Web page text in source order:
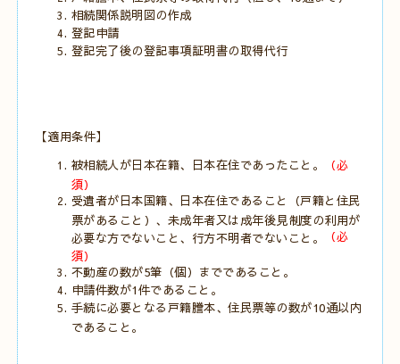
相続関係説明図の作成
登記申請
登記完了後の登記事項証明書の取得代行
【適用条件】
被相続人が日本在籍、日本在住であったこと。
（必
須）
受遺者が日本国籍、日本在住であること（戸籍と住民
票があること）、未成年者又は成年後見制度の利用が
必要な方でないこと、行方不明者でないこと。
（必
須）
不動産の数が5筆（個）までであること。
申請件数が1件であること。
手続に必要となる戸籍謄本、住民票等の数が10通以内
であること。